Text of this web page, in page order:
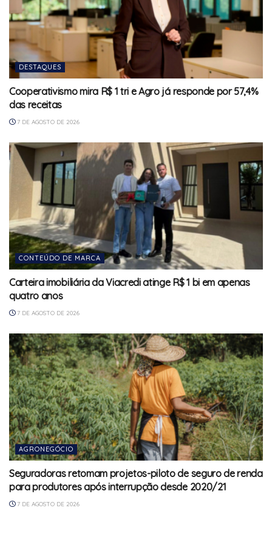
DESTAQUES
Cooperativismo mira R$ 1 tri e Agro já responde por 57,4%
das receitas
7 DE AGOSTO DE 2026
CONTEÚDO DE MARCA
Carteira imobiliária da Viacredi atinge R$ 1 bi em apenas
quatro anos
7 DE AGOSTO DE 2026
AGRONEGÓCIO
Seguradoras retomam projetos-piloto de seguro de renda
para produtores após interrupção desde 2020/21
7 DE AGOSTO DE 2026